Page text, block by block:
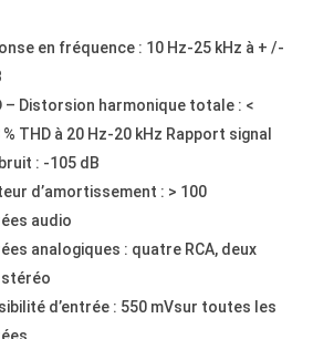
en fréquence : 10 Hz-25 kHz à + /-
– Distorsion harmonique totale : <
% THD à 20 Hz-20 kHz Rapport signal
: -105 dB
d’amortissement : > 100
audio
analogiques : quatre RCA, deux
stéréo
d’entrée : 550 mVsur toutes les